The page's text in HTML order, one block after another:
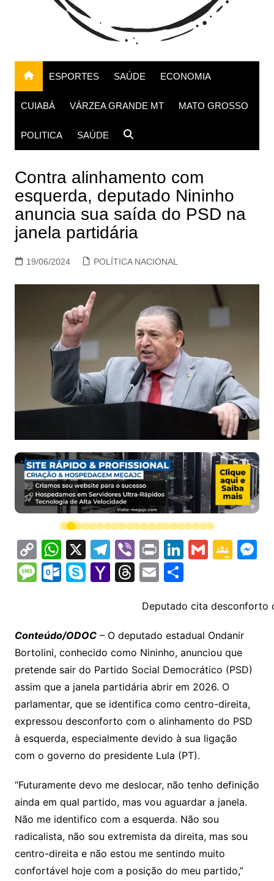
ESPORTES SAÚDE ECONOMIA
CUIABÁ VÁRZEA GRANDE MT MATO GROSSO
POLITICA SAÚDE
Contra alinhamento com
esquerda, deputado Nininho
anuncia sua saída do PSD na
janela partidária
19/06/2024 POLÍTICA NACIONAL
C
o
p
Li
n
k
W
h
at
A
p
p
X T
el
e
a
m
Vi
b
er
Pr
in
t
Li
n
k
e
dI
n
G
l
G
gl
e
Cl
a
sr
o
o
M
s
M
s
a
g
e
O
o
k.
c
o
m
S
p
e
Y
o
o
M
ai
l
T
e
a
d
s
E
ai
l
S
ar
e
Deputado cita desconforto
Conteúdo/ODOC– O deputado estadual Ondanir
Bortolini, conhecido como Nininho, anunciou que
pretende sair do Partido Social Democrático (PSD)
assim que a janela partidária abrir em 2026. O
parlamentar, que se identifica como centro-direita,
expressou desconforto com o alinhamento do PSD
à esquerda, especialmente devido à sua ligação
com o governo do presidente Lula (PT).
“Futuramente devo me deslocar, não tenho definição
ainda em qual partido, mas vou aguardar a janela.
Não me identifico com a esquerda. Não sou
radicalista, não sou extremista da direita, mas sou
centro-direita e não estou me sentindo muito
confortável hoje com a posição do meu partido,”